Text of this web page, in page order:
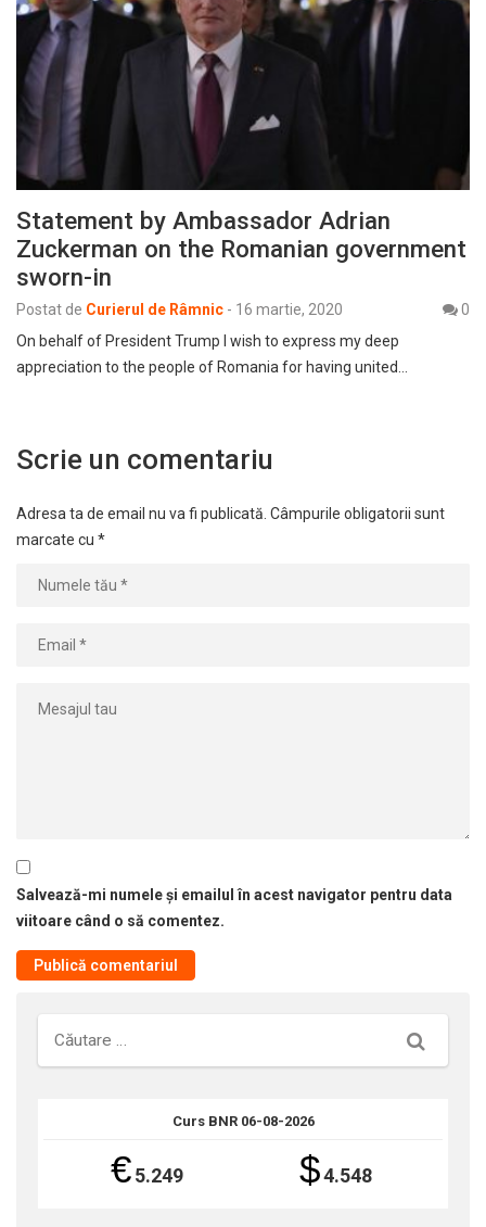
Statement by Ambassador Adrian
Zuckerman on the Romanian government
sworn-in
Postat de Curierul de Râmnic - 16 martie, 2020
0
On behalf of President Trump I wish to express my deep
appreciation to the people of Romania for having united…
Scrie un comentariu
Adresa ta de email nu va fi publicată. Câmpurile obligatorii sunt
marcate cu *
Salvează-mi numele și emailul în acest navigator pentru data
viitoare când o să comentez.
Căutare
Curs BNR 06-08-2026
€5.249 $4.548